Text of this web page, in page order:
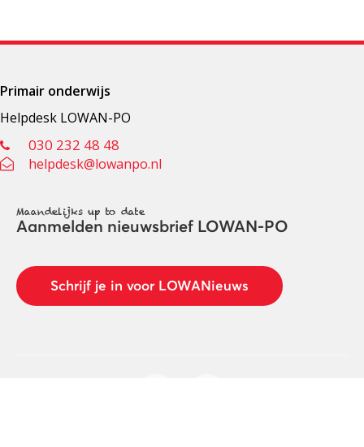
Primair onderwijs
Helpdesk LOWAN-PO
030 232 48 48
helpdesk@lowanpo.nl
Maandelijks up to date
Aanmelden nieuwsbrief LOWAN-PO
Schrijf je in voor LOWANieuws